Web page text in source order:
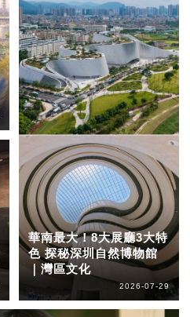
華南最大！8大展廳3大特
色 探秘深圳自然博物館
｜灣區文化
2026-07-29